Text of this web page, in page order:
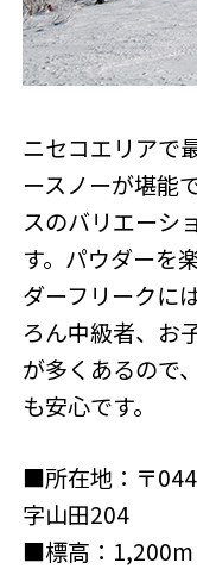
ニセコエリアで
ースノーが堪能
スのバリエーシ
す。パウダーを
ダーフリークに
ろん中級者、お
が多くあるので
も安心です。
■所在地：〒
字山田204
■標高：1,200m